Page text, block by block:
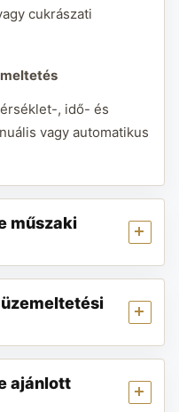
cukrászati
, idő- és
vagy automatikus
műszaki
ajánlott